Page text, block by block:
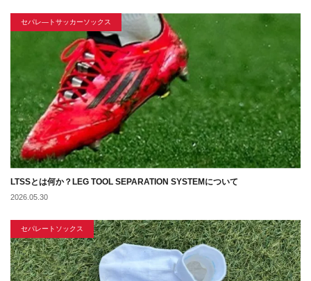
セパレ―トサッカーソックス
LTSSとは何か？LEG TOOL SEPARATION SYSTEMについて
2026.05.30
セパレートソックス